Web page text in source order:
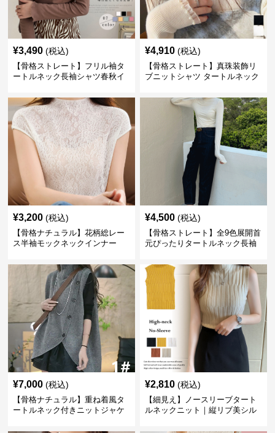
¥3,490 (税込)
【骨格ストレート】フリル袖タ
ートルネック長袖シャツ春秋イ
¥4,910 (税込)
【骨格ストレート】真珠装飾リ
ブニットシャツ タートルネック
¥3,200 (税込)
【骨格ナチュラル】花柄総レー
ス半袖モックネックインナー
¥4,500 (税込)
【骨格ストレート】全9色展開首
元ぴったりタートルネック長袖
¥7,000 (税込)
【骨格ナチュラル】重ね着風タ
ートルネック付きニットジャケ
¥2,810 (税込)
【細見え】ノースリーブタート
ルネックニット｜縦リブ美シル